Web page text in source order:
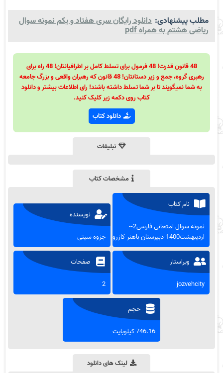
مطلب پیشنهادی: دانلود رایگان سری هفتاد و یکم نمونه سوال
ریاضی هشتم به همراه pdf
48 قانون قدرت! 48 فرمول برای تسلط کامل بر اطرافیانتان! 48 راه برای
رهبری گروه، جمع و زیر دستانتان! 48 قانون که رهبران واقعی و بزرگ جامعه
به شما نمیگویند تا بر شما تسلط داشته باشند! رای اطلاعات بیشتر و دانلود
کتاب روی دکمه زیر کلیک کنید.
دانلود کتاب
تبلیغات
مشخصات کتاب
نام کتاب
نمونه سوال امتحانی فارسی2--
اردیبهشت1400-دبیرستان باهنر-کازرون
نویسنده
جزوه سیتی
ویراستار
jozvehcity
صفحات
2
حجم
746.16 کیلوبایت
لینک های دانلود